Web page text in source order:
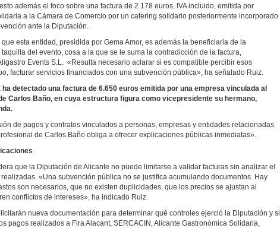
además el foco sobre una factura de 2.178 euros, IVA incluido, emitida por
a la Cámara de Comercio por un catering solidario posteriormente incorporado
ante la Diputación.
esta entidad, presidida por Gema Amor, es además la beneficiaria de la
del evento, cosa a la que se le suma la contradicción de la factura,
Events S.L. «Resulta necesario aclarar si es compatible percibir esos
facturar servicios financiados con una subvención pública», ha señalado Ruiz.
ha detectado una factura de 6.650 euros emitida por una empresa vinculada al
Carlos Baño, en cuya estructura figura como vicepresidente su hermano,
de pagos y contratos vinculados a personas, empresas y entidades relacionadas
de Carlos Baño obliga a ofrecer explicaciones públicas inmediatas».
que la Diputación de Alicante no puede limitarse a validar facturas sin analizar el
«Una subvención pública no se justifica acumulando documentos. Hay
son necesarios, que no existen duplicidades, que los precios se ajustan al
conflictos de intereses», ha indicado Ruiz.
nueva documentación para determinar qué controles ejerció la Diputación y si
pagos realizados a Fira Alacant, SERCACIN, Alicante Gastronómica Solidaria,